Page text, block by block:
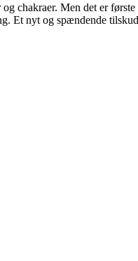
chakraer. Men det er
Et nyt og spændende